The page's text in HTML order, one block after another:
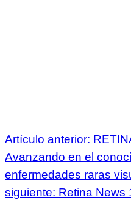
Artículo anterior:
Avanzando en el
enfermedades raras
siguiente: Retina News